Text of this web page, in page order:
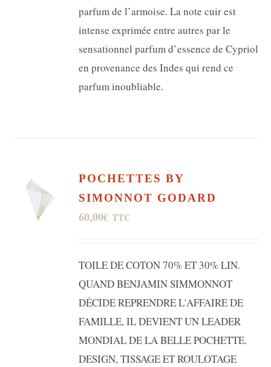
parfum de l’armoise. La note cuir est
intense exprimée entre autres par le
sensationnel parfum d’essence de Cypriol
en provenance des Indes qui rend ce
parfum inoubliable.
POCHETTES BY
SIMONNOT GODARD
60,00€ TTC
TOILE DE COTON 70% ET 30% LIN.
QUAND BENJAMIN SIMMONNOT
DÉCIDE REPRENDRE L'AFFAIRE DE
FAMILLE, IL DEVIENT UN LEADER
MONDIAL DE LA BELLE POCHETTE.
DESIGN, TISSAGE ET ROULOTAGE